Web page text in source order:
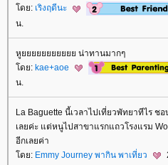
ดย: เริงฤดีนะ
น.
หูยยยยยยยยยยย น่าทานมากๆ
ดย: kae+aoe
น.
La Baguette นี้เวลาไปเที่ยวพัทยาทีไร
เลยค่ะ แต่หนูไปสาขาแรกแถวโรงแรม
อีกเลยค่า
ดย: Emmy Journey พากิน พาเที่ยว